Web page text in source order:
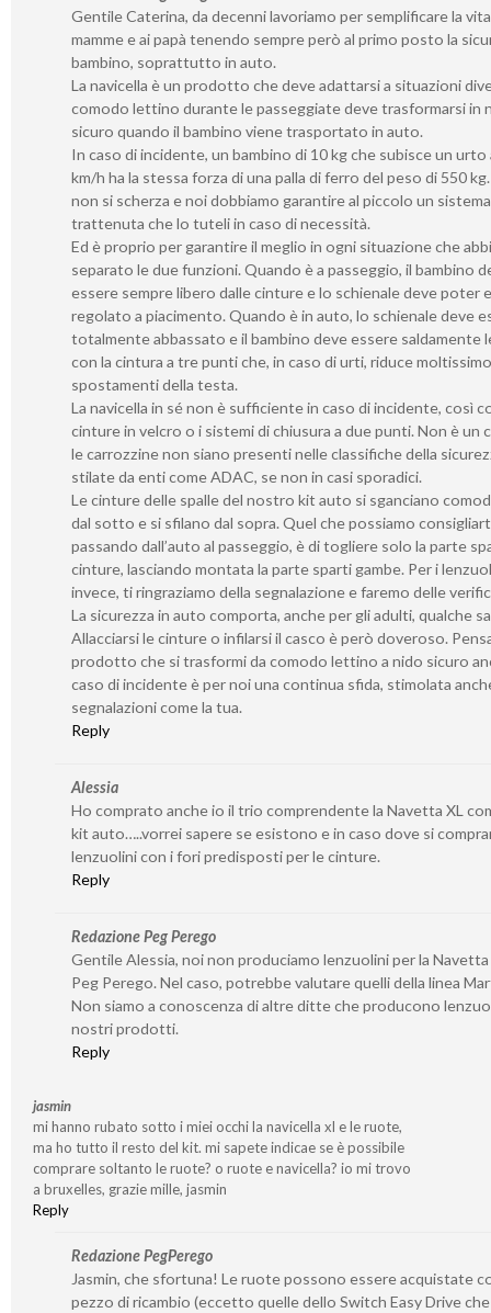
Gentile Caterina, da decenni lavoriamo per semplificare la
mamme e ai papà tenendo sempre però al primo posto la
bambino, soprattutto in auto.
La navicella è un prodotto che deve adattarsi a situazioni
comodo lettino durante le passeggiate deve trasformarsi in
sicuro quando il bambino viene trasportato in auto.
In caso di incidente, un bambino di 10 kg che subisce un urto
km/h ha la stessa forza di una palla di ferro del peso di 550
non si scherza e noi dobbiamo garantire al piccolo un
trattenuta che lo tuteli in caso di necessità.
Ed è proprio per garantire il meglio in ogni situazione che
separato le due funzioni. Quando è a passeggio, il bambino
essere sempre libero dalle cinture e lo schienale deve poter
regolato a piacimento. Quando è in auto, lo schienale deve
totalmente abbassato e il bambino deve essere saldamente
con la cintura a tre punti che, in caso di urti, riduce
spostamenti della testa.
La navicella in sé non è sufficiente in caso di incidente, così
cinture in velcro o i sistemi di chiusura a due punti. Non è un
le carrozzine non siano presenti nelle classifiche della
stilate da enti come ADAC, se non in casi sporadici.
Le cinture delle spalle del nostro kit auto si sganciano
dal sotto e si sfilano dal sopra. Quel che possiamo
passando dall’auto al passeggio, è di togliere solo la parte
cinture, lasciando montata la parte sparti gambe. Per i
invece, ti ringraziamo della segnalazione e faremo delle
La sicurezza in auto comporta, anche per gli adulti, qualche
Allacciarsi le cinture o infilarsi il casco è però doveroso.
prodotto che si trasformi da comodo lettino a nido sicuro
caso di incidente è per noi una continua sfida, stimolata
segnalazioni come la tua.
Reply
Alessia
Ho comprato anche io il trio comprendente la Navetta XL
kit auto…..vorrei sapere se esistono e in caso dove si
lenzuolini con i fori predisposti per le cinture.
Reply
Redazione Peg Perego
Gentile Alessia, noi non produciamo lenzuolini per la
Peg Perego. Nel caso, potrebbe valutare quelli della linea
Non siamo a conoscenza di altre ditte che producono
nostri prodotti.
Reply
jasmin
mi hanno rubato sotto i miei occhi la navicella xl e le ruote,
ma ho tutto il resto del kit. mi sapete indicae se è possibile
comprare soltanto le ruote? o ruote e navicella? io mi trovo
a bruxelles, grazie mille, jasmin
Reply
Redazione PegPerego
Jasmin, che sfortuna! Le ruote possono essere acquistate
pezzo di ricambio (eccetto quelle dello Switch Easy Drive